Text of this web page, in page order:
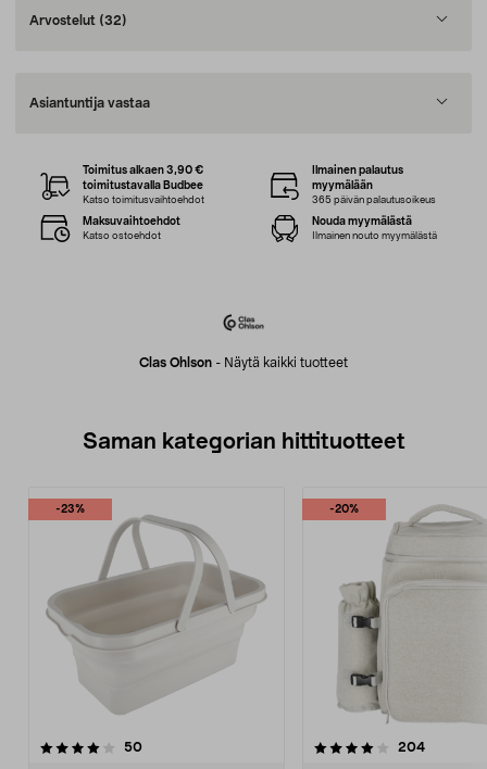
Arvostelut (32)
Asiantuntija vastaa
Clas Ohlson - Näytä kaikki tuotteet
Toimitus alkaen 3,90 €
toimitustavalla Budbee
Katso toimitusvaihtoehdot
Ilmainen palautus
myymälään
365 päivän palautusoikeus
Maksuvaihtoehdot
Katso ostoehdot
Nouda myymälästä
Ilmainen nouto myymälästä
Saman kategorian hittituotteet
-23%
50arvostelut
-20%
4.0 viidestä
204arvostelut
4.5 viidestä